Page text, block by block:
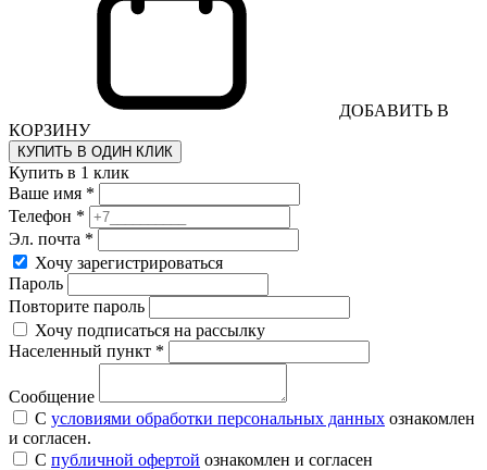
ДОБАВИТЬ В
КОРЗИНУ
КУПИТЬ В ОДИН КЛИК
Купить в 1 клик
Ваше имя *
Телефон *
Эл. почта *
Хочу зарегистрироваться
Пароль
Повторите пароль
Хочу подписаться на рассылку
Населенный пункт *
Сообщение
С условиями обработки персональных данных ознакомлен
и согласен.
С публичной офертой ознакомлен и согласен